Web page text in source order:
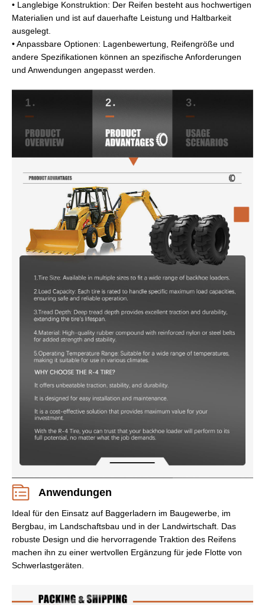
• Langlebige Konstruktion: Der Reifen besteht aus hochwertigen
Materialien und ist auf dauerhafte Leistung und Haltbarkeit
ausgelegt.
• Anpassbare Optionen: Lagenbewertung, Reifengröße und
andere Spezifikationen können an spezifische Anforderungen
und Anwendungen angepasst werden.
Anwendungen
Ideal für den Einsatz auf Baggerladern im Baugewerbe, im
Bergbau, im Landschaftsbau und in der Landwirtschaft. Das
robuste Design und die hervorragende Traktion des Reifens
machen ihn zu einer wertvollen Ergänzung für jede Flotte von
Schwerlastgeräten.